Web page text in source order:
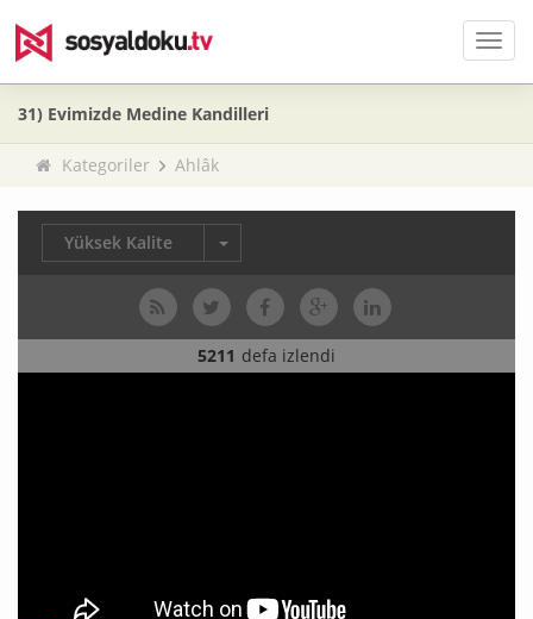
Menü
31) Evimizde Medine Kandilleri
Kategoriler Ahlâk
Yüksek Kalite
5211 defa izlendi